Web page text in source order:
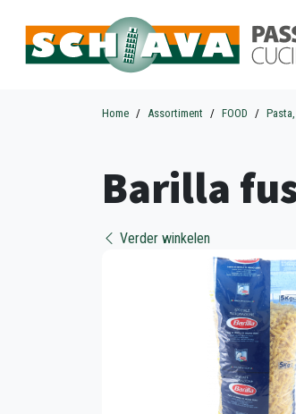
Home Assortiment FOOD
Barilla
Verder winkelen